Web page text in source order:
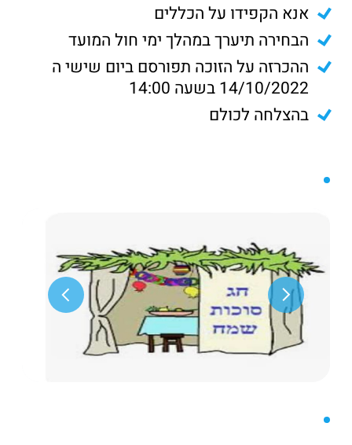
אנא הקפידו על הכללים
הבחירה תיערך במהלך ימי חול המועד
ההכרזה על הזוכה תפורסם ביום שישי ה
14/10/2022 בשעה 14:00
בהצלחה לכולם